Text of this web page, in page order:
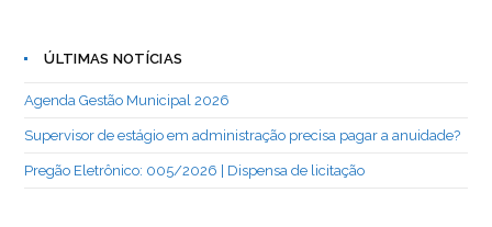
ÚLTIMAS NOTÍCIAS
Agenda Gestão Municipal 2026
Supervisor de estágio em administração precisa pagar a anuidade?
Pregão Eletrônico: 005/2026 | Dispensa de licitação